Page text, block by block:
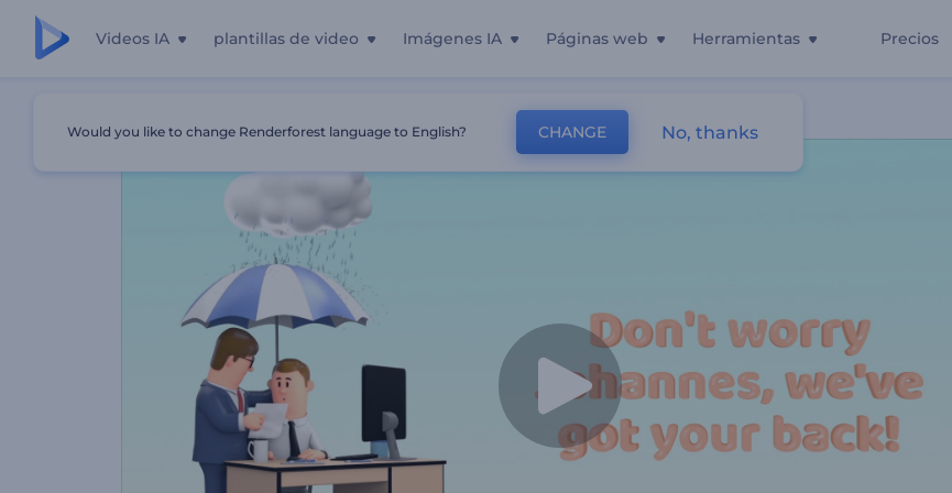
Videos IA plantillas de video Imágenes IA Páginas web Herramientas Precios
Would you like to change Renderforest language to English? CHANGE No, thanks